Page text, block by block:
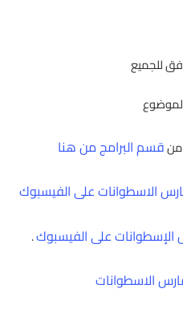
للجميع
منقسم البرامج من هنا
الاسطوانات على الفيسبوك
على الفيسبوك.
الاسطوانات